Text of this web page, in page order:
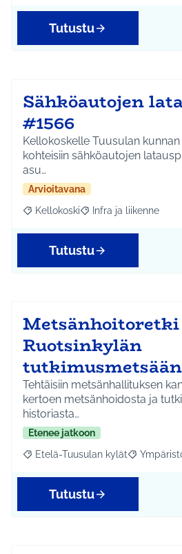
Tutustu
Sähköautojen
#1566
Kellokoskelle Tuusulan
kohteisiin sähköautojen
asu…
Arvioitavana
Rajaa tulokset aihepiirin mukaan:
Kellokoski Rajaa tulokset
Infra ja liikenne
Tutustu
Metsänhoitoretki
Ruotsinkylän
Tehtäisiin metsänhallituksen
kertoen metsänhoidosta ja
historiasta…
Etenee jatkoon
Rajaa tulokset aihepiirin mukaan:
Etelä-Tuusulan kylät Rajaa
Tutustu